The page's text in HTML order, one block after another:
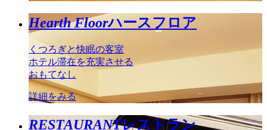
Hearth Floorハースフロア
くつろぎと快眠の客室
ホテル滞在を充実させる
おもてなし
詳細をみる
RESTAURANTレストラン